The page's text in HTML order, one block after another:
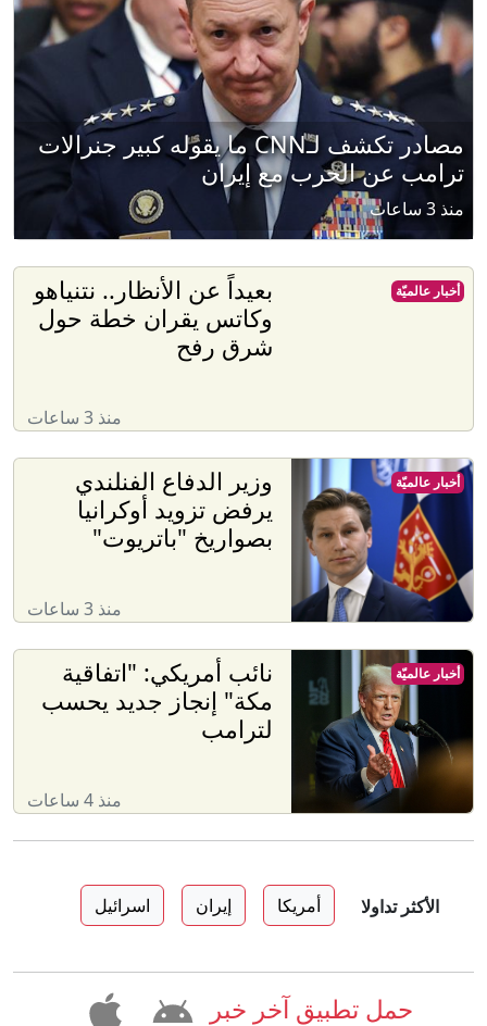
مصادر تكشف لـCNN ما يقوله كبير جنرالات
ترامب عن الحرب مع إيران
منذ 3 ساعات
بعيداً عن الأنظار.. نتنياهو
وكاتس يقران خطة حول
شرق رفح
منذ 3 ساعات
أخبار عالميّة
وزير الدفاع الفنلندي
يرفض تزويد أوكرانيا
بصواريخ "باتريوت"
منذ 3 ساعات
أخبار عالميّة
نائب أمريكي: "اتفاقية
مكة" إنجاز جديد يحسب
لترامب
منذ 4 ساعات
أخبار عالميّة
الأكثر تداولا أمريكا إيران اسرائيل
حمل تطبيق آخر خبر